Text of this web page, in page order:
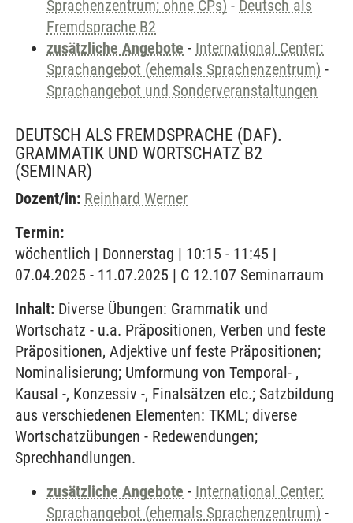
Sprachenzentrum; ohne CPs) - Deutsch als
Fremdsprache B2
zusätzliche Angebote - International Center:
Sprachangebot (ehemals Sprachenzentrum) -
Sprachangebot und Sonderveranstaltungen
DEUTSCH ALS FREMDSPRACHE (DAF).
GRAMMATIK UND WORTSCHATZ B2
(SEMINAR)
Dozent/in: Reinhard Werner
Termin:
wöchentlich | Donnerstag | 10:15 - 11:45 |
07.04.2025 - 11.07.2025 | C 12.107 Seminarraum
Inhalt: Diverse Übungen: Grammatik und
Wortschatz - u.a. Präpositionen, Verben und feste
Präpositionen, Adjektive unf feste Präpositionen;
Nominalisierung; Umformung von Temporal- ,
Kausal -, Konzessiv -, Finalsätzen etc.; Satzbildung
aus verschiedenen Elementen: TKML; diverse
Wortschatzübungen - Redewendungen;
Sprechhandlungen.
zusätzliche Angebote - International Center:
Sprachangebot (ehemals Sprachenzentrum) -